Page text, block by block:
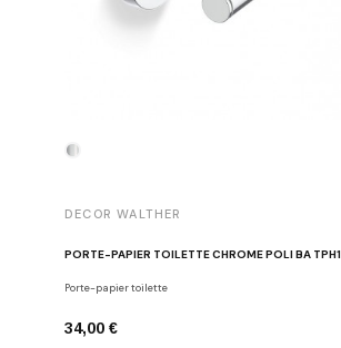
DECOR WALTHER
PORTE-PAPIER TOILETTE CHROME POLI BA TPH1
Porte-papier toilette
34,00 €